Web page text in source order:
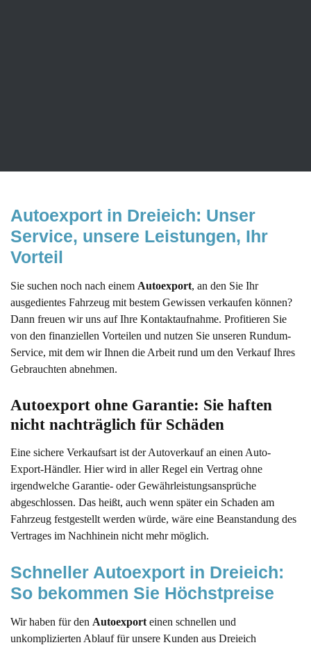
Autoexport in Dreieich: Unser
Service, unsere Leistungen, Ihr
Vorteil
Sie suchen noch nach einem Autoexport, an den Sie Ihr
ausgedientes Fahrzeug mit bestem Gewissen verkaufen können?
Dann freuen wir uns auf Ihre Kontaktaufnahme. Profitieren Sie
von den finanziellen Vorteilen und nutzen Sie unseren Rundum-
Service, mit dem wir Ihnen die Arbeit rund um den Verkauf Ihres
Gebrauchten abnehmen.
Autoexport ohne Garantie: Sie haften
nicht nachträglich für Schäden
Eine sichere Verkaufsart ist der Autoverkauf an einen Auto-
Export-Händler. Hier wird in aller Regel ein Vertrag ohne
irgendwelche Garantie- oder Gewährleistungsansprüche
abgeschlossen. Das heißt, auch wenn später ein Schaden am
Fahrzeug festgestellt werden würde, wäre eine Beanstandung des
Vertrages im Nachhinein nicht mehr möglich.
Schneller Autoexport in Dreieich:
So bekommen Sie Höchstpreise
Wir haben für den Autoexport einen schnellen und
unkomplizierten Ablauf für unsere Kunden aus Dreieich